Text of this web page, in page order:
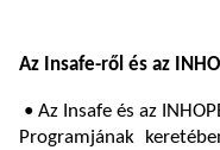
Az Insafe-ről és az
• Az Insafe és az
Programjának